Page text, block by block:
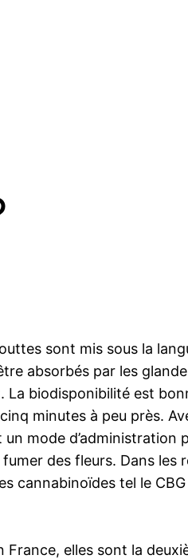
sont mis sous la
absorbés par les
biodisponibilité est
minutes à peu près.
mode
des fleurs. Dans les
cannabinoïdes tel le
France, elles sont la